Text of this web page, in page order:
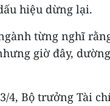
hiệu dừng lại.
từng nghĩ
giờ đây,
4, Bộ trưởng Tài